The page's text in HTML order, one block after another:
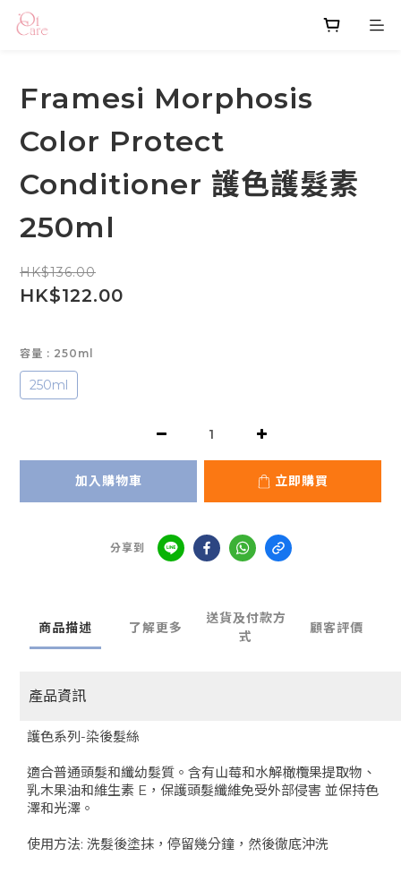
Framesi Morphosis
Color Protect
Conditioner 護色護髮素
250ml
HK$136.00
HK$122.00
容量 : 250ml
250ml
加入購物車 立即購買
分享到
商品描述 了解更多
送貨及付款方
式
顧客評價
產品資訊
護色系列-染後髮絲
適合普通頭髮和纖幼髮質。含有山莓和水解橄欖果提取物、
乳木果油和維生素 E，保護頭髮纖維免受外部侵害 並保持色
澤和光澤。
使用方法: 洗髮後塗抹，停留幾分鐘，然後徹底沖洗